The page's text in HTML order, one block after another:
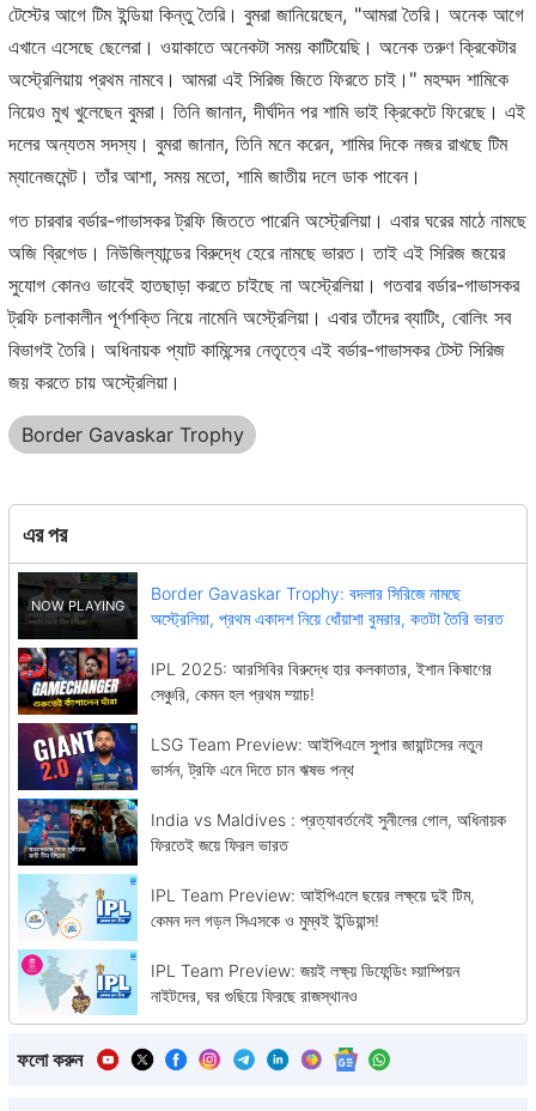
টেস্টের আগে টিম ইন্ডিয়া কিন্তু তৈরি। বুমরা জানিয়েছেন, "আমরা তৈরি। অনেক আগে
এখানে এসেছে ছেলেরা। ওয়াকাতে অনেকটা সময় কাটিয়েছি। অনেক তরুণ ক্রিকেটার
অস্ট্রেলিয়ায় প্রথম নামবে। আমরা এই সিরিজ জিতে ফিরতে চাই।" মহম্মদ শামিকে
নিয়েও মুখ খুলেছেন বুমরা। তিনি জানান, দীর্ঘদিন পর শামি ভাই ক্রিকেটে ফিরেছে। এই
দলের অন্যতম সদস্য। বুমরা জানান, তিনি মনে করেন, শামির দিকে নজর রাখছে টিম
ম্যানেজমেন্ট। তাঁর আশা, সময় মতো, শামি জাতীয় দলে ডাক পাবেন।
গত চারবার বর্ডার-গাভাসকর ট্রফি জিততে পারেনি অস্ট্রেলিয়া। এবার ঘরের মাঠে নামছে
অজি ব্রিগেড। নিউজিল্যান্ডের বিরুদ্ধে হেরে নামছে ভারত। তাই এই সিরিজ জয়ের
সুযোগ কোনও ভাবেই হাতছাড়া করতে চাইছে না অস্ট্রেলিয়া। গতবার বর্ডার-গাভাসকর
ট্রফি চলাকালীন পূর্ণশক্তি নিয়ে নামেনি অস্ট্রেলিয়া। এবার তাঁদের ব্যাটিং, বোলিং সব
বিভাগই তৈরি। অধিনায়ক প্যাট কামিন্সের নেতৃত্বে এই বর্ডার-গাভাসকর টেস্ট সিরিজ
জয় করতে চায় অস্ট্রেলিয়া।
Border Gavaskar Trophy
এর পর
Border Gavaskar Trophy: বদলার সিরিজে নামছে
অস্ট্রেলিয়া, প্রথম একাদশ নিয়ে ধোঁয়াশা বুমরার, কতটা তৈরি ভারত
IPL 2025: আরসিবির বিরুদ্ধে হার কলকাতার, ইশান কিষাণের
সেঞ্চুরি, কেমন হল প্রথম ম্য়াচ!
LSG Team Preview: আইপিএলে সুপার জায়ান্টসের নতুন
ভার্সন, ট্রফি এনে দিতে চান ঋষভ পন্থ
India vs Maldives : প্রত্যাবর্তনেই সুনীলের গোল, অধিনায়ক
ফিরতেই জয়ে ফিরল ভারত
IPL Team Preview: আইপিএলে ছয়ের লক্ষ্য়ে দুই টিম,
কেমন দল গড়ল সিএসকে ও মুম্বই ইন্ডিয়ান্স!
IPL Team Preview: জয়ই লক্ষ্য় ডিফেন্ডিং চ্য়াম্পিয়ন
নাইটদের, ঘর গুছিয়ে ফিরছে রাজস্থানও
ফলো করুন